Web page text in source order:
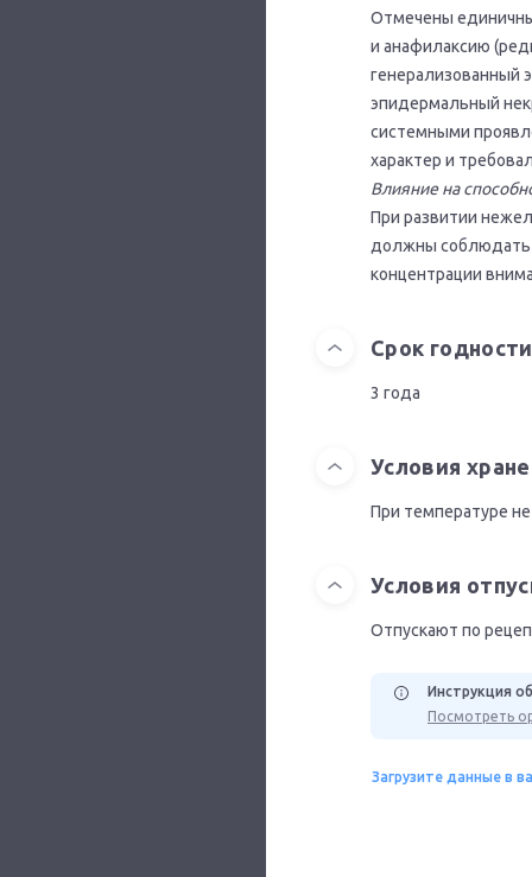
Отмечены
и анафилаксию
генерализованный
эпидермальный
системными
характер и
Влияние на
При развитии
должны соблюдать
концентрации
Срок годности
3 года
Условия
При температуре
Условия
Отпускают по
Инструкция
Посмотреть
Загрузите данные в